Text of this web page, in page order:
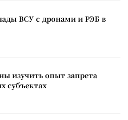
ВСУ с дронами и РЭБ в
изучить опыт запрета
субъектах